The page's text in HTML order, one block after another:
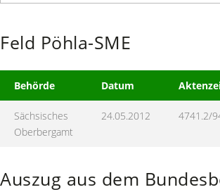
Feld Pöhla-SME
Behörde Datum
Sächsisches
Oberbergamt
24.05.2012 4741.2/
Auszug aus dem